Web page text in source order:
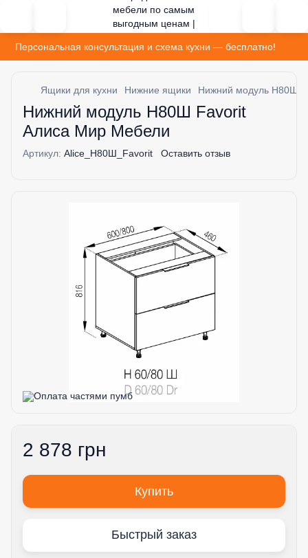
Персональная консультация и схема кухни — бесплатно!
Ящики для кухни Нижние ящики Нижний модуль H80Ш
Нижний модуль H80Ш Favorit
Алиса Мир Мебели
Артикул: Alice_H80Ш_Favorit Оставить отзыв
2 878 грн
Купить
Быстрый заказ